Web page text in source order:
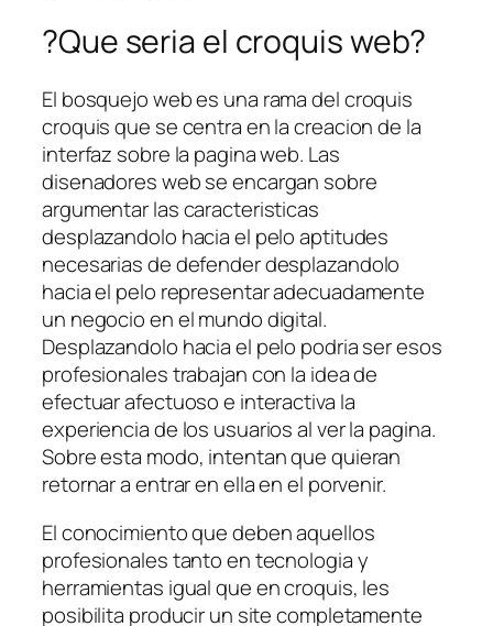
?Que seri­a el croquis web?
El bosquejo web es una rama del croquis
croquis que se centra en la creacion de la
interfaz sobre la pagina web. Las
disenadores web se encargan sobre
argumentar las caracteristicas
desplazandolo hacia el pelo aptitudes
necesarias de defender desplazandolo
hacia el pelo representar adecuadamente
un negocio en el mundo digital.
Desplazandolo hacia el pelo podri­a ser esos
profesionales trabajan con la idea de
efectuar afectuoso e interactiva la
experiencia de los usuarios al ver la pagina.
Sobre esta modo, intentan que quieran
retornar a entrar en ella en el porvenir.
El conocimiento que deben aquellos
profesionales tanto en tecnologia y
herramientas igual que en croquis, les
posibilita producir un site completamente